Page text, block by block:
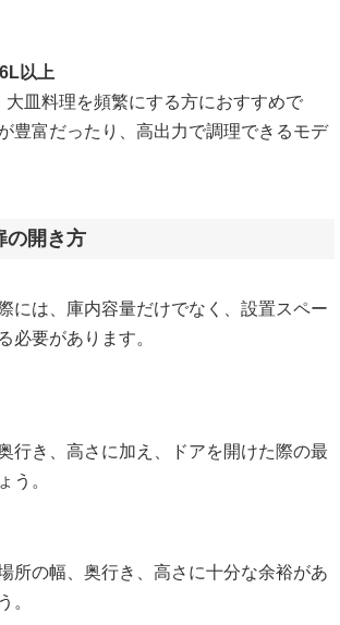
以上
大皿料理を頻繁にする方におすすめで
豊富だったり、高出力で調理できるモデ
の開き方
には、庫内容量だけでなく、設置スペー
必要があります。
行き、高さに加え、ドアを開けた際の最
う。
所の幅、奥行き、高さに十分な余裕があ
。